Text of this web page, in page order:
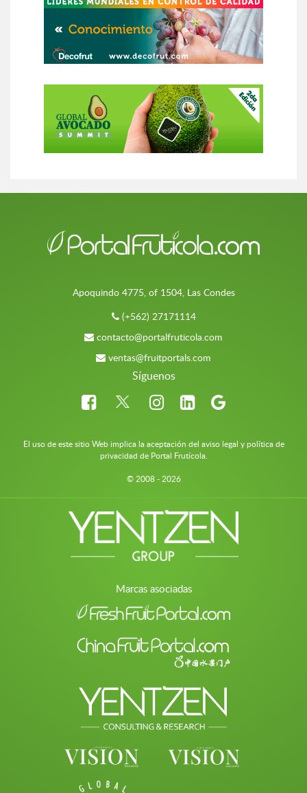
Apoquindo 4775, of 1504, Las Condes
(+562) 27171114
contacto@portalfruticola.com
ventas@fruitportals.com
Síguenos
El uso de este sitio Web implica la aceptación del aviso legal y política de
privacidad de Portal Frutícola.
© 2008 - 2026
Marcas asociadas